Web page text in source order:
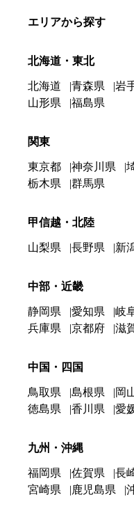
エリアから探す
北海道・東北
北海道 青森県 岩
山形県
福島県
関東
東京都 神奈川県
栃木県
群馬県
甲信越・北陸
山梨県 長野県 新
中部・近畿
静岡県 愛知県 岐
兵庫県
京都府 滋
中国・四国
鳥取県 島根県 岡
徳島県
香川県 愛
九州・沖縄
福岡県 佐賀県 長
宮崎県
鹿児島県